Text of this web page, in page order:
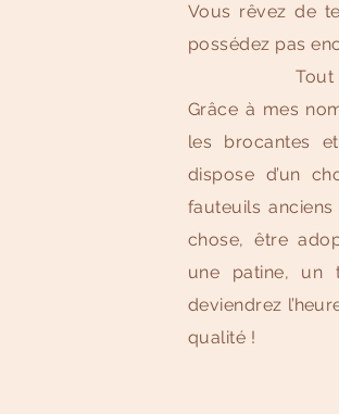
Vous rêvez de
possédez pas
Tout
Grâce à mes
les brocantes
dispose d’un
fauteuils anciens
chose, être
une patine, un
deviendrez
qualité !